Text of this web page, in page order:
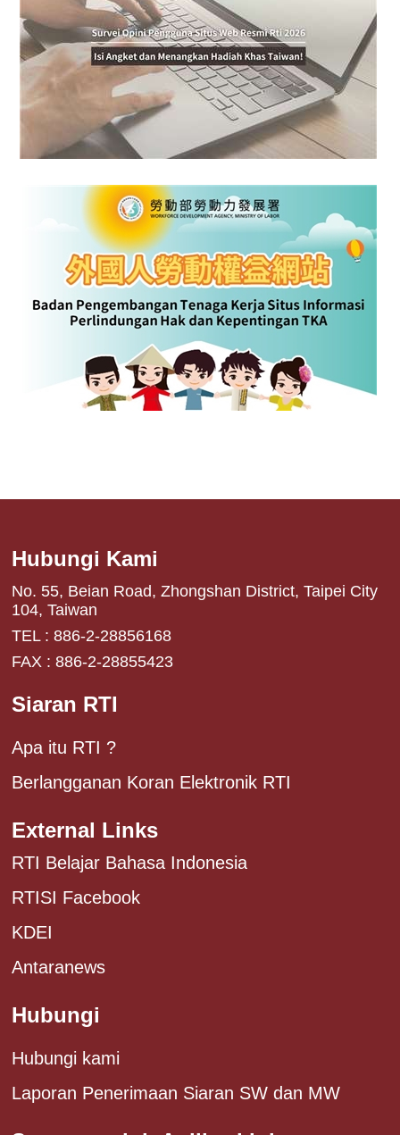
Hubungi Kami
No. 55, Beian Road, Zhongshan District, Taipei City
104, Taiwan
TEL : 886-2-28856168
FAX : 886-2-28855423
Siaran RTI
Apa itu RTI ?
Berlangganan Koran Elektronik RTI
External Links
RTI Belajar Bahasa Indonesia
RTISI Facebook
KDEI
Antaranews
Hubungi
Hubungi kami
Laporan Penerimaan Siaran SW dan MW